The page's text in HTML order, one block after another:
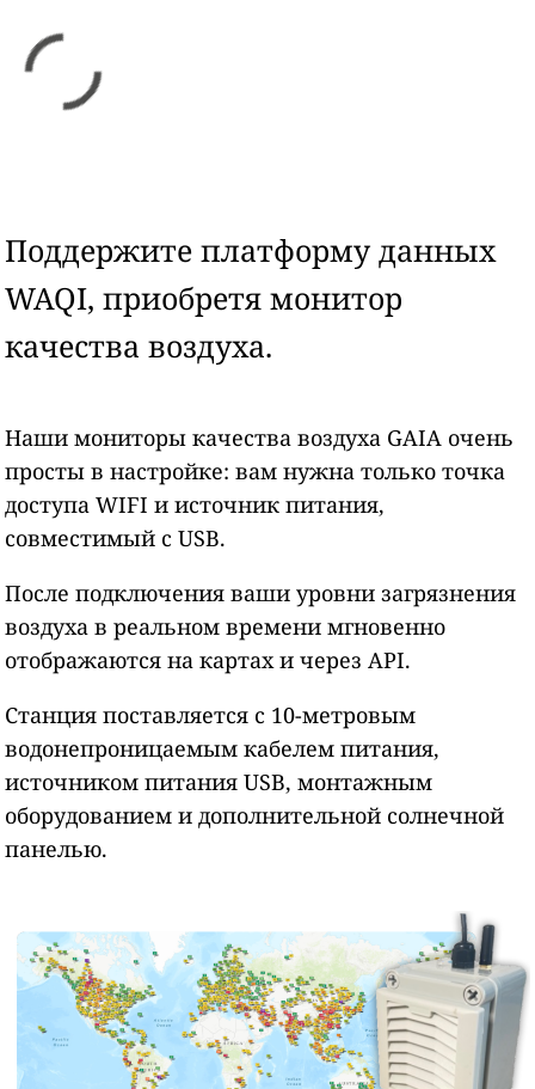
Поддержите платформу данных
WAQI, приобретя монитор
качества воздуха.
Наши мониторы качества воздуха GAIA очень
просты в настройке: вам нужна только точка
доступа WIFI и источник питания,
совместимый с USB.
После подключения ваши уровни загрязнения
воздуха в реальном времени мгновенно
отображаются на картах и через API.
Станция поставляется с 10-метровым
водонепроницаемым кабелем питания,
источником питания USB, монтажным
оборудованием и дополнительной солнечной
панелью.